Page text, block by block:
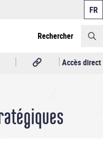
Rechercher
Accès direct